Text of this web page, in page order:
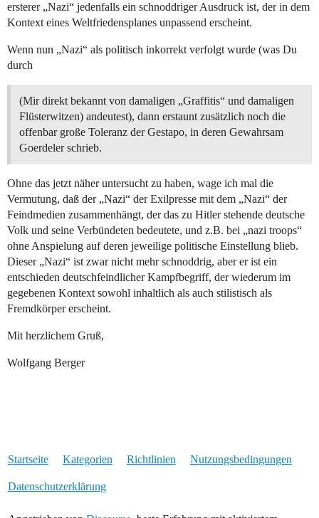
ersterer „Nazi“ jedenfalls ein schnoddriger Ausdruck ist, der in dem
Kontext eines Weltfriedensplanes unpassend erscheint.
Wenn nun „Nazi“ als politisch inkorrekt verfolgt wurde (was Du
durch
(Mir direkt bekannt von damaligen „Graffitis“ und damaligen
Flüsterwitzen) andeutest), dann erstaunt zusätzlich noch die
offenbar große Toleranz der Gestapo, in deren Gewahrsam
Goerdeler schrieb.
Ohne das jetzt näher untersucht zu haben, wage ich mal die
Vermutung, daß der „Nazi“ der Exilpresse mit dem „Nazi“ der
Feindmedien zusammenhängt, der das zu Hitler stehende deutsche
Volk und seine Verbündeten bedeutete, und z.B. bei „nazi troops“
ohne Anspielung auf deren jeweilige politische Einstellung blieb.
Dieser „Nazi“ ist zwar nicht mehr schnoddrig, aber er ist ein
entschieden deutschfeindlicher Kampfbegriff, der wiederum im
gegebenen Kontext sowohl inhaltlich als auch stilistisch als
Fremdkörper erscheint.
Mit herzlichem Gruß,
Wolfgang Berger
Startseite Kategorien Richtlinien Nutzungsbedingungen
Datenschutzerklärung